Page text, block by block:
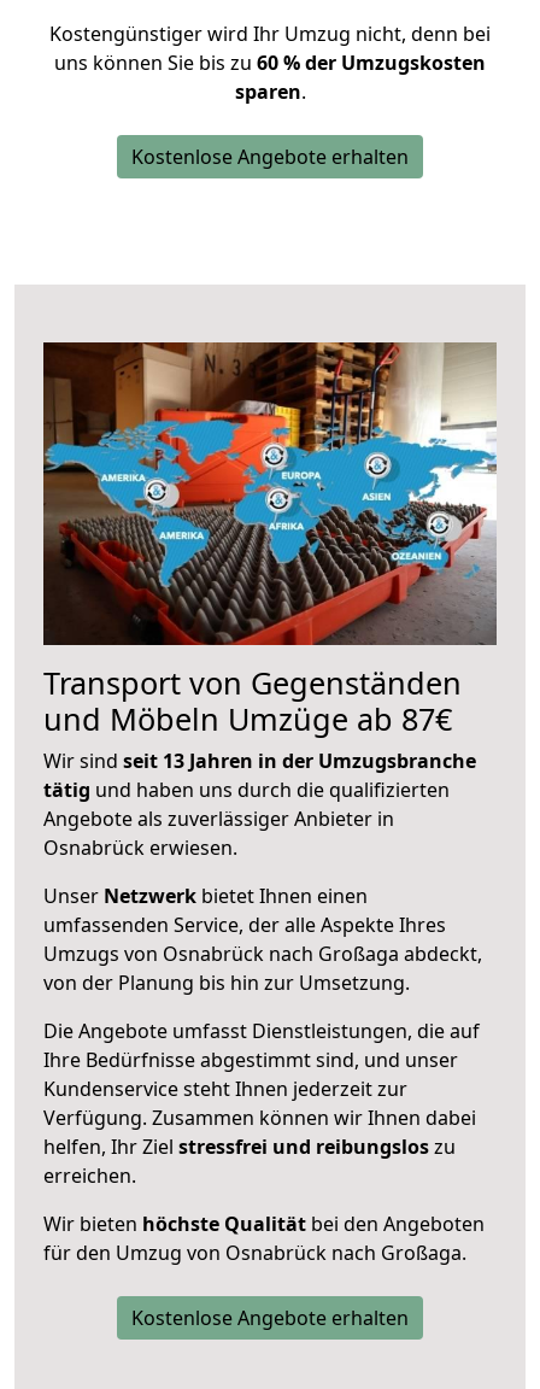
Kostengünstiger wird Ihr Umzug nicht, denn bei
uns können Sie bis zu 60 % der Umzugskosten
sparen.
Kostenlose Angebote erhalten
Transport von Gegenständen
und Möbeln Umzüge ab 87€
Wir sind seit 13 Jahren in der Umzugsbranche
tätig und haben uns durch die qualifizierten
Angebote als zuverlässiger Anbieter in
Osnabrück erwiesen.
Unser Netzwerk bietet Ihnen einen
umfassenden Service, der alle Aspekte Ihres
Umzugs von Osnabrück nach Großaga abdeckt,
von der Planung bis hin zur Umsetzung.
Die Angebote umfasst Dienstleistungen, die auf
Ihre Bedürfnisse abgestimmt sind, und unser
Kundenservice steht Ihnen jederzeit zur
Verfügung. Zusammen können wir Ihnen dabei
helfen, Ihr Ziel stressfrei und reibungsloszu
erreichen.
Wir bieten höchste Qualität bei den Angeboten
für den Umzug von Osnabrück nach Großaga.
Kostenlose Angebote erhalten